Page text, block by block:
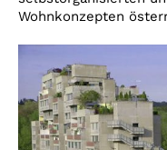
Wohnkonzepten